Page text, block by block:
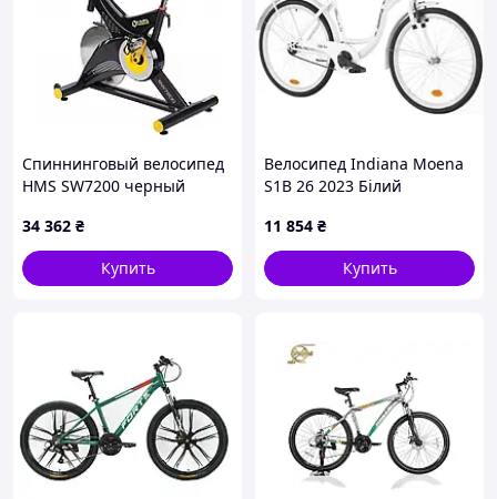
Спиннинговый велосипед
HMS SW7200 черный
34 362 ₴
Купить
Велосипед Indiana Moena
S1B 26 2023 Білий
11 854 ₴
Купить